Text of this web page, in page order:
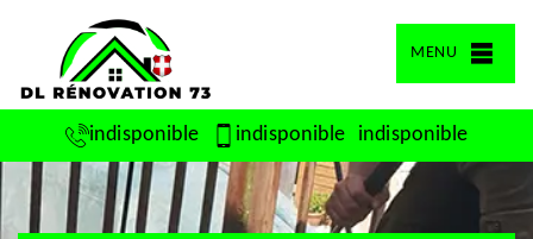
MENU
indisponible indisponible indisponible